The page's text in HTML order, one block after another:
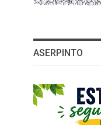
ASERPINTO